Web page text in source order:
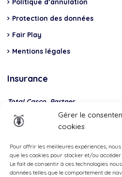
Gérer le
cookies
Pour offrir les meilleures expériences,
que les cookies pour stocker et/ou
Le fait de consentir à ces technologies
données telles que le comportement de
Politique d’annulation
Protection des données
Fair Play
Mentions légales
Insurance
Total Casco, Partner